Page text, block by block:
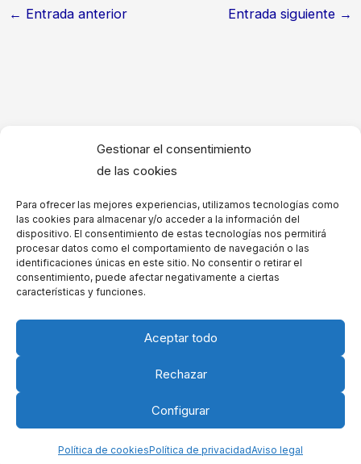
Gestionar el consentimiento
de las cookies
Para ofrecer las mejores experiencias, utilizamos tecnologías como
las cookies para almacenar y/o acceder a la información del
dispositivo. El consentimiento de estas tecnologías nos permitirá
procesar datos como el comportamiento de navegación o las
identificaciones únicas en este sitio. No consentir o retirar el
consentimiento, puede afectar negativamente a ciertas
características y funciones.
Aceptar todo
Rechazar
Configurar
Política de cookiesPolítica de privacidadAviso legal
← Entrada anterior Entrada siguiente →
Agradecimiento a investigadores médicos
Hermosas palabras de Agradecimiento por logros
Agradecimiento por reconocimientos de la
comunidad – Palabras para dedicar
Frases de Agradecimiento por logros familiares
Ejemplos de Agradecimiento a personal de
emergencias
Política de privacidad